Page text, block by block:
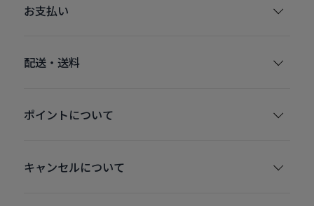
お支払い
配送・送料
ポイントについて
キャンセルについて